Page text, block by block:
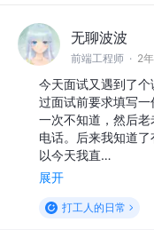
无聊波波
前端工程师 · 2
今天面试又遇到了
过面试前要求填写
一次不知道，然后
电话。后来我知道
以今天我直…
展开
打工人的日常